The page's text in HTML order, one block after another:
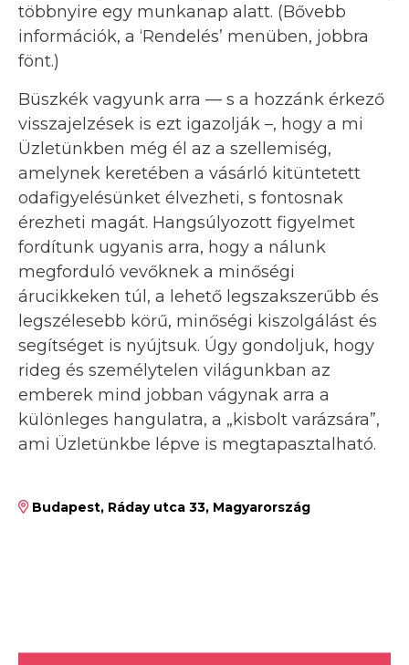
többnyire egy munkanap alatt. (Bővebb
információk, a ‘Rendelés’ menüben, jobbra
fönt.)
Büszkék vagyunk arra — s a hozzánk érkező
visszajelzések is ezt igazolják –, hogy a mi
Üzletünkben még él az a szellemiség,
amelynek keretében a vásárló kitüntetett
odafigyelésünket élvezheti, s fontosnak
érezheti magát. Hangsúlyozott figyelmet
fordítunk ugyanis arra, hogy a nálunk
megforduló vevőknek a minőségi
árucikkeken túl, a lehető legszakszerűbb és
legszélesebb körű, minőségi kiszolgálást és
segítséget is nyújtsuk. Úgy gondoljuk, hogy
rideg és személytelen világunkban az
emberek mind jobban vágynak arra a
különleges hangulatra, a „kisbolt varázsára”,
ami Üzletünkbe lépve is megtapasztalható.
Budapest, Ráday utca 33, Magyarország